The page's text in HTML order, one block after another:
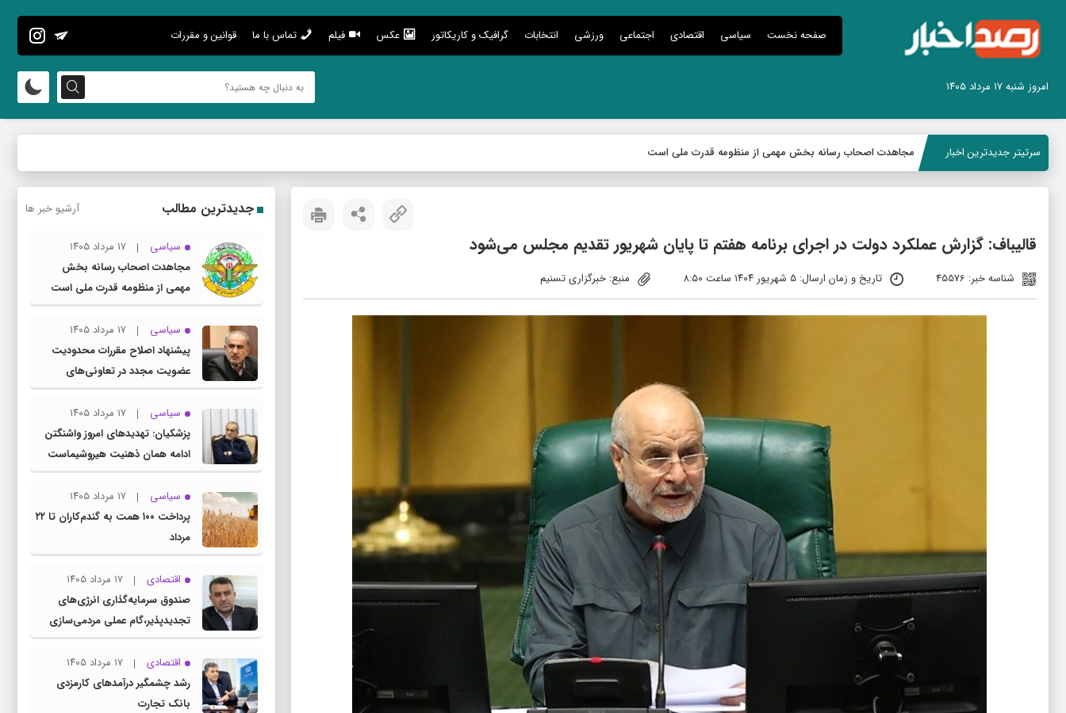
صفحه نخست سیاسی اقتصادی اجتماعی ورزشی انتخابات گرافیک و کاریکاتور عکس فیلم تماس با ما قوانین و مقررات
امروز شنبه ۱۷ مرداد ۱۴۰۵
سرتیتر جدیدترین اخبار مجاهدت اصحاب رسانه بخش مهمی از منظومه قدرت ملی است
قالیباف: گزارش عملکرد دولت در اجرای برنامه هفتم تا پایان شهریور تقدیم مجلس می‌شود
شناسه خبر: 45576 تاریخ و زمان ارسال: ۵ شهریور ۱۴۰۴ ساعت ۸:۵۰ منبع: خبرگزاری تسنیم
جدیدترین مطالب آرشیو خبر ها
سیاسی
۱۷ مرداد ۱۴۰۵
مجاهدت اصحاب رسانه بخش
مهمی از منظومه قدرت ملی است
سیاسی
۱۷ مرداد ۱۴۰۵
پیشنهاد اصلاح مقررات محدودیت
عضویت مجدد در تعاونی‌های
مسکن کارمندی
سیاسی
۱۷ مرداد ۱۴۰۵
پزشکیان: تهدیدهای امروز واشنگتن
ادامه همان ذهنیت هیروشیماست
سیاسی
۱۷ مرداد ۱۴۰۵
پرداخت ۱۰۰ همت به گندم‌کاران تا ۲۲
مرداد
اقتصادی
۱۷ مرداد ۱۴۰۵
صندوق سرمایه‌گذاری انرژی‌های
تجدیدپذیر،گام عملی مردمی‌سازی
اقتصاد در برنامه هفتم است
اقتصادی
۱۷ مرداد ۱۴۰۵
رشد چشمگیر درآمدهای کارمزدی
بانک تجارت